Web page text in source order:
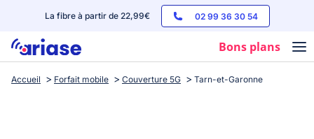
La fibre à partir de 22,99€ 02 99 36 30 54
Bons plans
Box internet
Accueil Forfait mobile Couverture 5G Tarn-et-Garonne